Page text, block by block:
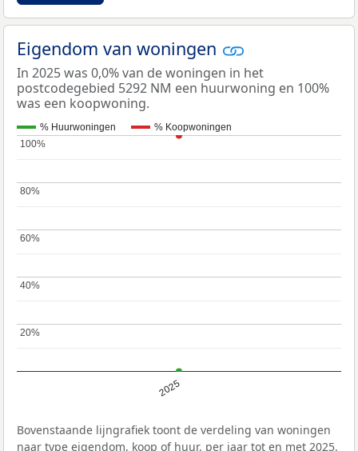
Eigendom van woningen
In 2025 was 0,0% van de woningen in het
postcodegebied 5292 NM een huurwoning en 100%
was een koopwoning.
% Huurwoningen % Koopwoningen
2025
20%
20%
40%
40%
60%
60%
80%
80%
100%
100%
Bovenstaande lijngrafiek toont de verdeling van woningen
naar type eigendom, koop of huur, per jaar tot en met 2025.